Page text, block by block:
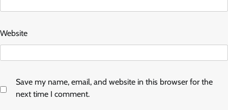
Website
Save my name, email, and website in this browser for the
next time I comment.